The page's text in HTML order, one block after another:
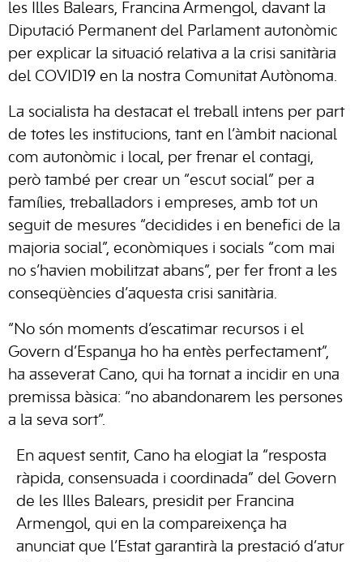
les Illes Balears, Francina Armengol, davant la
Diputació Permanent del Parlament autonòmic
per explicar la situació relativa a la crisi sanitària
del COVID19 en la nostra Comunitat Autònoma.
La socialista ha destacat el treball intens per part
de totes les institucions, tant en l’àmbit nacional
com autonòmic i local, per frenar el contagi,
però també per crear un “escut social” per a
famílies, treballadors i empreses, amb tot un
seguit de mesures “decidides i en benefici de la
majoria social”, econòmiques i socials “com mai
no s’havien mobilitzat abans”, per fer front a les
conseqüències d’aquesta crisi sanitària.
“No són moments d’escatimar recursos i el
Govern d’Espanya ho ha entès perfectament”,
ha asseverat Cano, qui ha tornat a incidir en una
premissa bàsica: “no abandonarem les persones
a la seva sort”.
En aquest sentit, Cano ha elogiat la “resposta
ràpida, consensuada i coordinada” del Govern
de les Illes Balears, presidit per Francina
Armengol, qui en la compareixença ha
anunciat que l’Estat garantirà la prestació d’atur